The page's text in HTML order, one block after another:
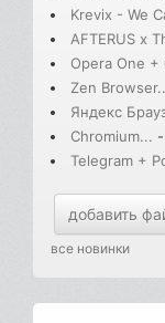
Krevix - We
AFTERUS x
Opera One +
Zen
Яндекс
Chromium... -
Telegram +
добавить
все новинки